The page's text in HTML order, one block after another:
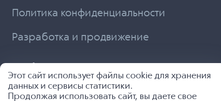
Политика конфиденциальности
Разработка и продвижение
Этот сайт использует файлы cookie для хранения
данных и сервисы статистики.
Продолжая использовать сайт, вы даете свое